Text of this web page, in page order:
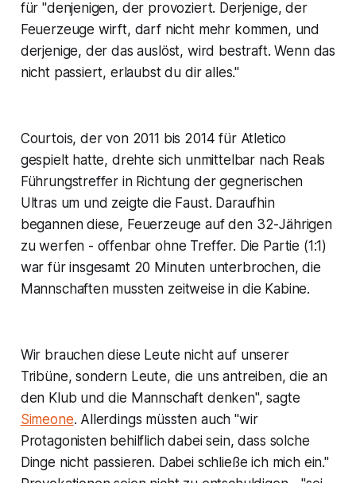
für "denjenigen, der provoziert. Derjenige, der
Feuerzeuge wirft, darf nicht mehr kommen, und
derjenige, der das auslöst, wird bestraft. Wenn das
nicht passiert, erlaubst du dir alles."
Courtois, der von 2011 bis 2014 für Atletico
gespielt hatte, drehte sich unmittelbar nach Reals
Führungstreffer in Richtung der gegnerischen
Ultras um und zeigte die Faust. Daraufhin
begannen diese, Feuerzeuge auf den 32-Jährigen
zu werfen - offenbar ohne Treffer. Die Partie (1:1)
war für insgesamt 20 Minuten unterbrochen, die
Mannschaften mussten zeitweise in die Kabine.
Wir brauchen diese Leute nicht auf unserer
Tribüne, sondern Leute, die uns antreiben, die an
den Klub und die Mannschaft denken", sagte
Simeone. Allerdings müssten auch "wir
Protagonisten behilflich dabei sein, dass solche
Dinge nicht passieren. Dabei schließe ich mich ein."